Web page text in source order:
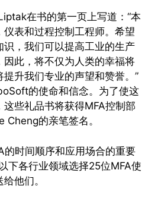
在书的第一页上写道：“本
表和过程控制工程师。希望
识，我们可以提高工业的生产
因此，将不仅为人类的幸福将
升我们专业的声望和赞誉。”
的使命和信念。为了使这
些礼品书将获得MFA控制部
Cheng的亲笔签名。
的时间顺序和应用场合的重要
下各行业领域选择25位MFA使
他们。